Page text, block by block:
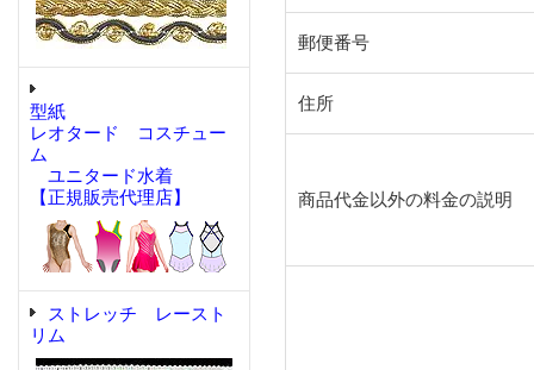
型紙
レオタード コスチュー
ム
ユニタード水着
【正規販売代理店】
ストレッチ レースト
リム
郵便番号
住所
商品代金以外の料金の説明